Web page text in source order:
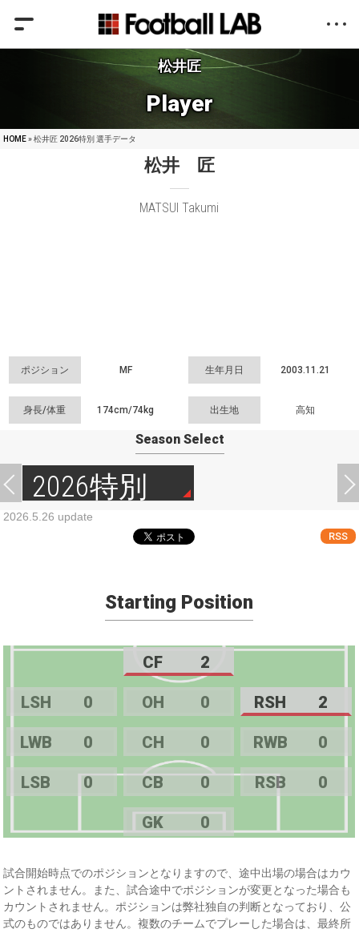
松井匠
Player
HOME» 松井匠 2026特別 選手データ
松井 匠
MATSUI Takumi
ポジション MF 生年月日 2003.11.21
身長/体重 174cm/74kg 出生地 高知
Season Select
2026特別
2026.5.26 update
RSS
Starting Position
CF 2
LSH 0 OH 0 RSH 2
LWB 0 CH 0 RWB 0
LSB 0 CB 0 RSB 0
GK 0
試合開始時点でのポジションとなりますので、途中出場の場合はカウ
ントされません。また、試合途中でポジションが変更となった場合も
カウントされません。ポジションは弊社独自の判断となっており、公
式のものではありません。複数のチームでプレーした場合は、最終所